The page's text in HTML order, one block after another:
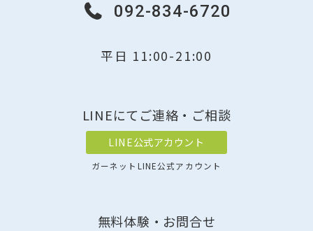
092-834-6720
平日 11:00-21:00
LINEにてご連絡・ご相談
LINE公式アカウント
ガーネットLINE公式アカウント
無料体験・お問合せ